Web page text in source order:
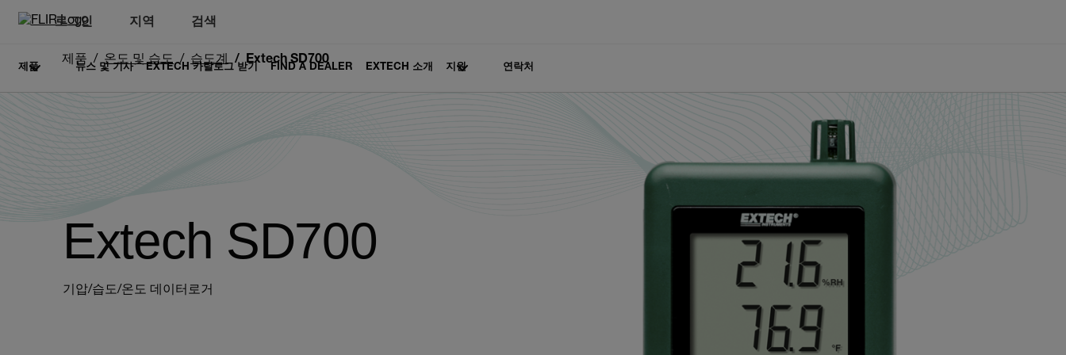
로그인 지역 검색
제품 뉴스 및 기사 EXTECH 카탈로그 받기 FIND A DEALER EXTECH 소개 지원 연락처
제품 온도 및 습도 습도계 Extech SD700
Extech SD700
기압/습도/온도 데이터로거